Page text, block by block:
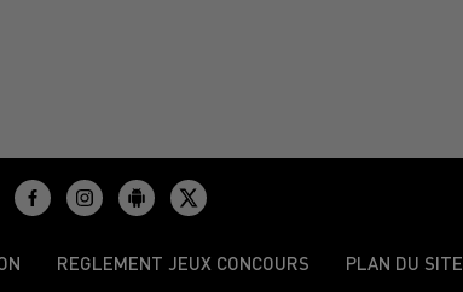
REGLEMENT JEUX CONCOURS PLAN DU SITE